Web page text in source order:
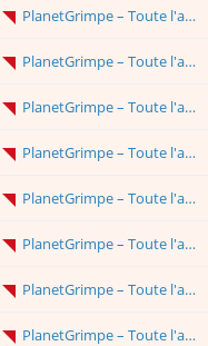
PlanetGrimpe – Toute l'actualité escalade
PlanetGrimpe – Toute l'actualité escalade
PlanetGrimpe – Toute l'actualité escalade
PlanetGrimpe – Toute l'actualité escalade
PlanetGrimpe – Toute l'actualité escalade
PlanetGrimpe – Toute l'actualité escalade
PlanetGrimpe – Toute l'actualité escalade
PlanetGrimpe – Toute l'actualité escalade